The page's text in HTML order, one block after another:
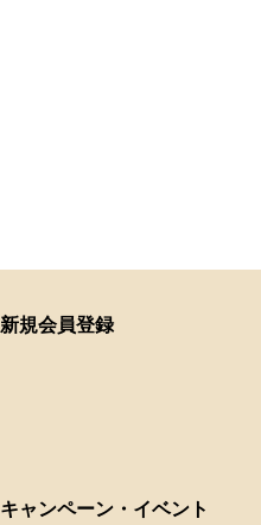
新規会員登録
キャンペーン・イベント